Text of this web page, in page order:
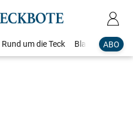
ABO
Rund um die Teck Blaulicht